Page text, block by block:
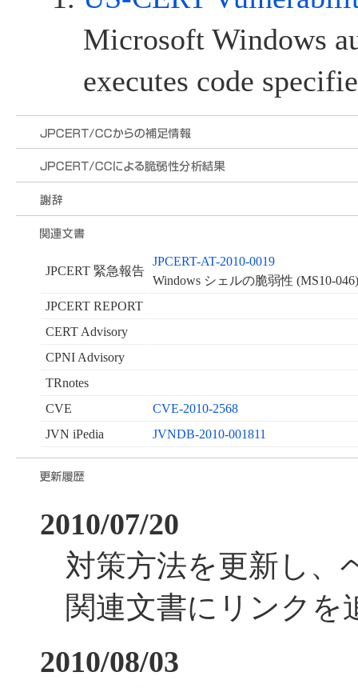
Microsoft Windows
executes code
JPCERT 緊急報告
JPCERT-AT-2010-0019
Windows シェルの脆弱性 (MS10-
JPCERT REPORT
CERT Advisory
CPNI Advisory
TRnotes
CVE
CVE-2010-2568
JVN iPedia
JVNDB-2010-001811
2010/07/20
対策方法を更新し、
関連文書にリンクを
2010/08/03